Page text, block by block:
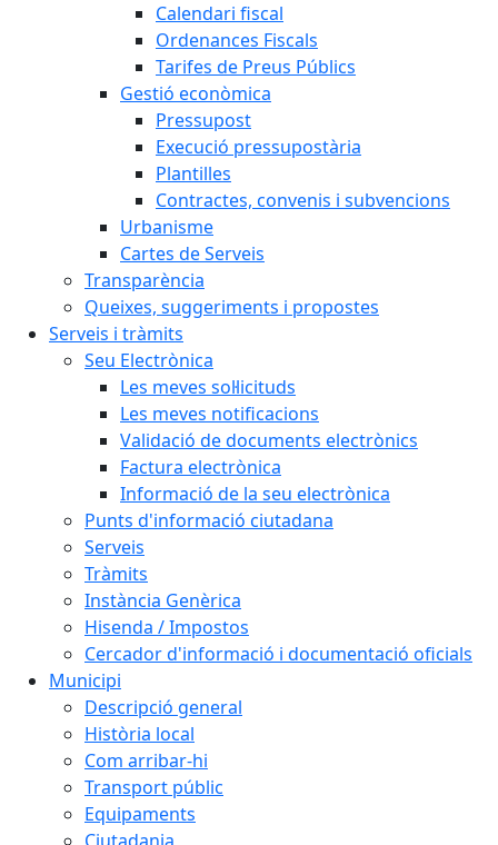
Calendari fiscal
Ordenances Fiscals
Tarifes de Preus Públics
Gestió econòmica
Pressupost
Execució pressupostària
Plantilles
Contractes, convenis i subvencions
Urbanisme
Cartes de Serveis
Transparència
Queixes, suggeriments i propostes
Serveis i tràmits
Seu Electrònica
Les meves sol·licituds
Les meves notificacions
Validació de documents electrònics
Factura electrònica
Informació de la seu electrònica
Punts d'informació ciutadana
Serveis
Tràmits
Instància Genèrica
Hisenda / Impostos
Cercador d'informació i documentació oficials
Municipi
Descripció general
Història local
Com arribar-hi
Transport públic
Equipaments